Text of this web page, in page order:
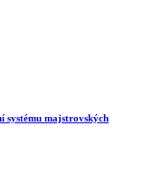
systému majstrovských